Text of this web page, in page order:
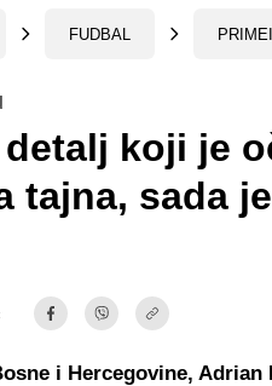
FUDBAL
koji je
tajna, sada
i Hercegovine, Adrian